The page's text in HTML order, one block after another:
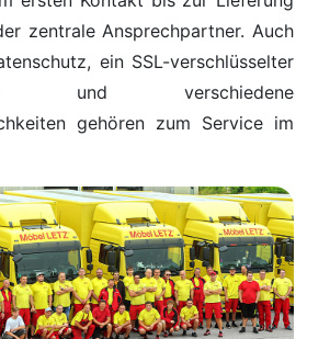
zentrale Ansprechpartner. Auch
ein SSL-verschlüsselter
und verschiedene
gehören zum Service im